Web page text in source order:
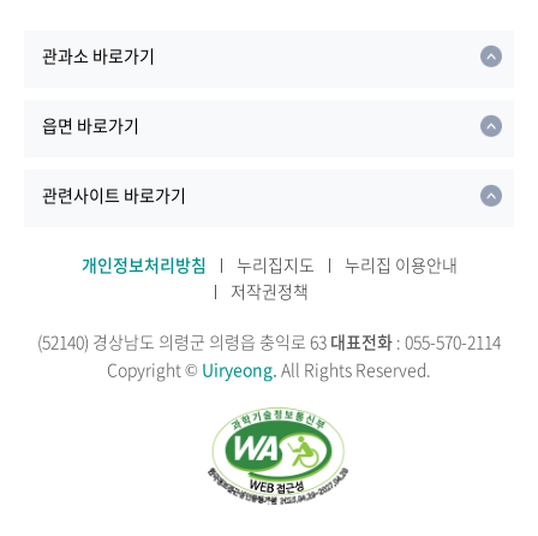
관과소 바로가기
읍면 바로가기
관련사이트 바로가기
개인정보처리방침 누리집지도
누리집 이용안내
저작권정책
(52140) 경상남도 의령군 의령읍 충익로 63 대표전화 : 055-570-2114
Copyright © Uiryeong. All Rights Reserved.